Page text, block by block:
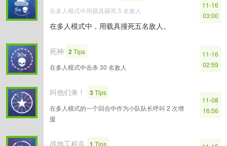
在多人模式中用载具碾死 5 名敌人
在多人模式中，用载具撞死五名敌人。
11-16
03:00
死神 2Tips
在多人模式中击杀 30 名敌人
11-16
02:59
叫他们来！ 3Tips
在多人模式的一个回合中作为小队队长呼叫 2 次增
援
11-08
16:56
战地工程兵 1 Tips